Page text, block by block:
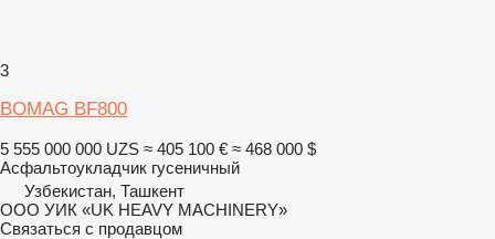
3
BOMAG BF800
5 555 000 000 UZS ≈ 405 100 € ≈ 468 000 $
Асфальтоукладчик гусеничный
Узбекистан, Ташкент
ООО УИК «UK HEAVY MACHINERY»
Связаться с продавцом